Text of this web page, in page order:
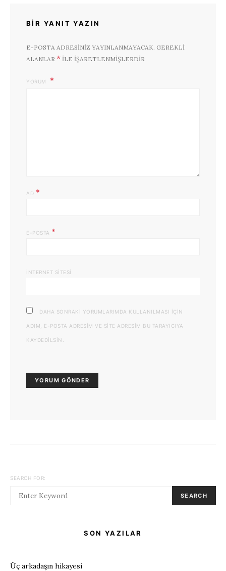
BIR YANIT YAZIN
E-POSTA ADRESINIZ YAYINLANMAYACAK. GEREKLI
ALANLAR * ILE IŞARETLENMIŞLERDIR
YORUM
AD *
E-POSTA *
İNTERNET SITESI
DAHA SONRAKI YORUMLARIMDA KULLANILMASI IÇIN
ADIM, E-POSTA ADRESIM VE SITE ADRESIM BU TARAYICIYA
KAYDEDILSIN.
SEARCH FOR:
SEARCH
SON YAZILAR
Üç arkadaşın hikayesi